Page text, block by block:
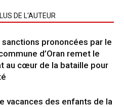
DE L'AUTEUR
prononcées par le
d’Oran remet le
au cœur de la bataille pour
vacances des enfants de la